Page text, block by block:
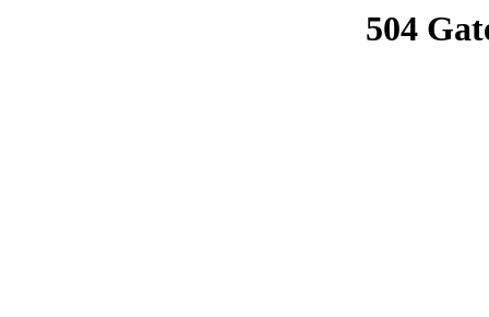
504